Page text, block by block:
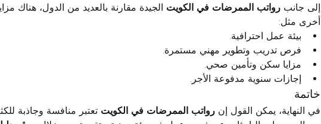
إلى جانب رواتب الممرضات في الكويت
أخرى مثل:
بيئة عمل احترافية.
فرص تدريب وتطوير مهني مستمرة.
مزايا سكن وتأمين صحي.
إجازات سنوية مدفوعة الأجر.
خاتمة
في النهاية، يمكن القول إن رواتب الممرضات في الكويت